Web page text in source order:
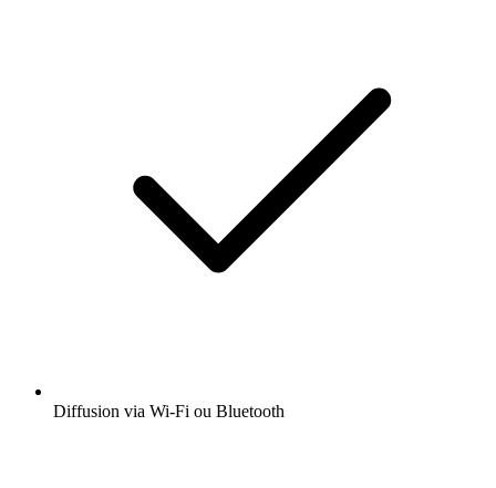
Diffusion via Wi-Fi ou Bluetooth